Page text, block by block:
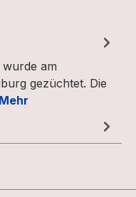
am
gezüchtet. Die
Mehr